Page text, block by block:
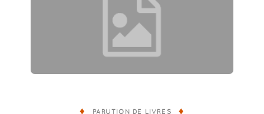
PARUTION DE LIVRES